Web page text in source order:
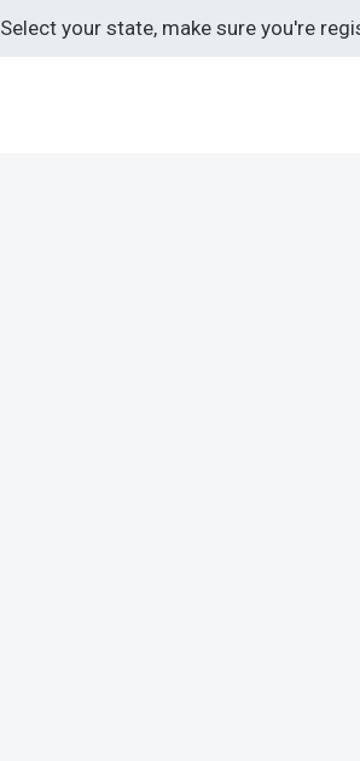
Select your state, make sure you're